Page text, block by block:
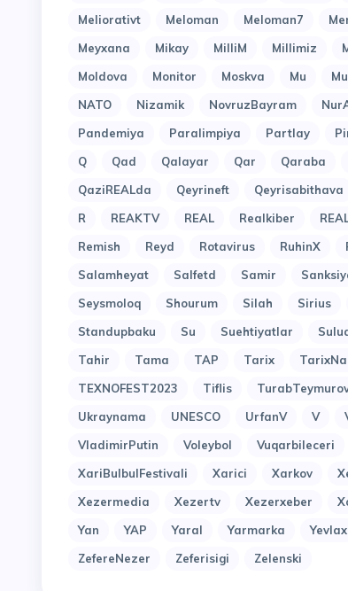
Meliorativt
Meloman Meloman7
Meyxana
Mikay MilliM Millimiz
Moldova
Monitor Moskva Mu
NATO
Nizamik NovruzBayram
Pandemiya
Paralimpiya Partlay
Q
Qad Qalayar Qar Qaraba
QaziREALda
Qeyrineft Qeyrisabithava
R
REAKTV REAL Realkiber
Remish
Reyd Rotavirus RuhinX
Salamheyat
Salfetd Samir
Seysmoloq
Shourum Silah Sirius
Standupbaku
Su Suehtiyatlar
Tahir
Tama TAP Tarix
TEXNOFEST2023
Tiflis
Ukraynama
UNESCO UrfanV V
VladimirPutin
Voleybol Vuqarbileceri
XariBulbulFestivali
Xarici Xarkov
Xezermedia
Xezertv Xezerxeber
Yan
YAP Yaral Yarmarka Yevlax
ZefereNezer
Zeferisigi Zelenski